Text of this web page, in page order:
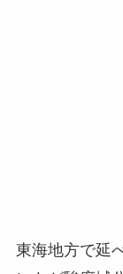
東海地方で延